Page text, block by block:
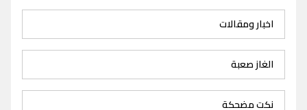
اخبار ومقالات
الغاز صعبة
نكت مضحكة